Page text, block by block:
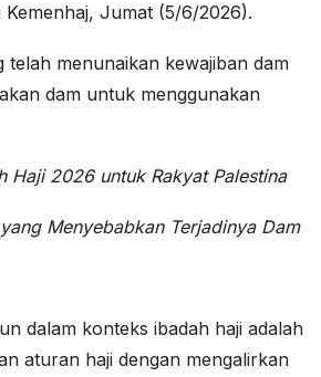
Jumat (5/6/2026).
telah menunaikan kewajiban dam
dam untuk menggunakan
Haji 2026 untuk Rakyat Palestina
Menyebabkan Terjadinya Dam
dalam konteks ibadah haji adalah
aturan haji dengan mengalirkan